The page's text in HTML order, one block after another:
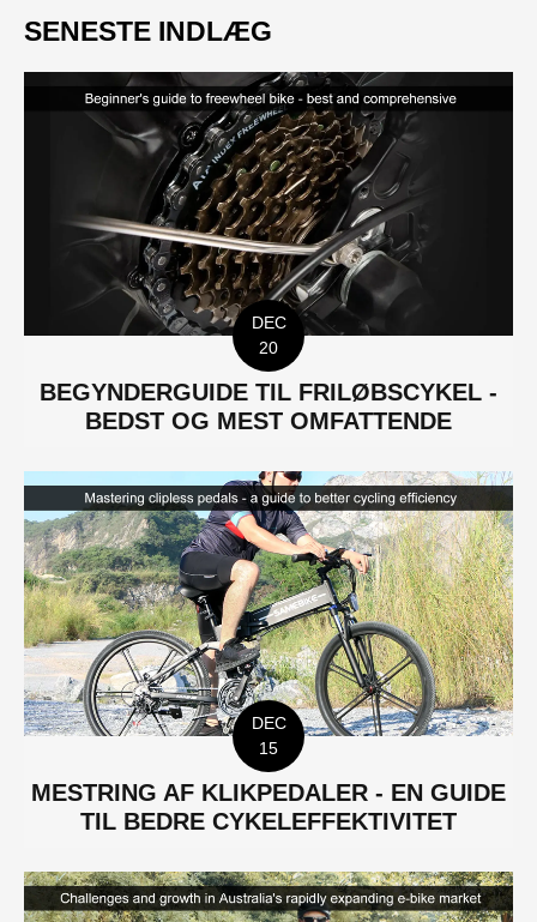
SENESTE INDLÆG
DEC
20
BEGYNDERGUIDE TIL FRILØBSCYKEL -
BEDST OG MEST OMFATTENDE
DEC
15
MESTRING AF KLIKPEDALER - EN GUIDE
TIL BEDRE CYKELEFFEKTIVITET